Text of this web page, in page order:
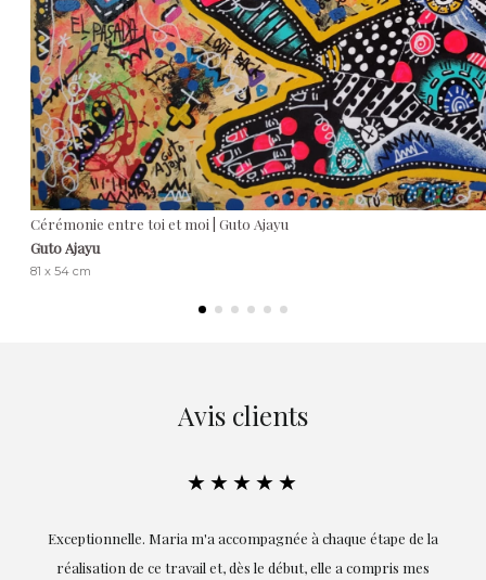
Cérémonie entre toi et moi | Guto Ajayu
Guto Ajayu
81 x 54 cm
Avis clients
★★★★★
Exceptionnelle. Maria m'a accompagnée à chaque étape de la
réalisation de ce travail et, dès le début, elle a compris mes